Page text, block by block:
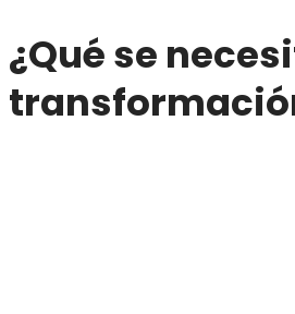
¿Qué se